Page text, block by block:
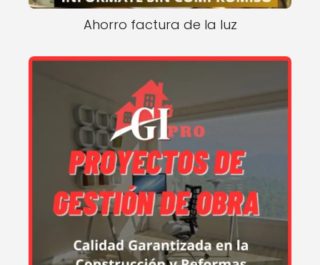
Ahorro factura de la luz